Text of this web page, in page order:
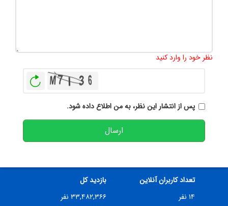
نظر خود را وارد کنید
پس از انتشار این نظر، به من اطلاع داده شود.
ارسال
تعداد کاربران آنلاین
۱۴ نفر
بازدید کل
۳۳,۴۸۲,۳۶۶ نفر